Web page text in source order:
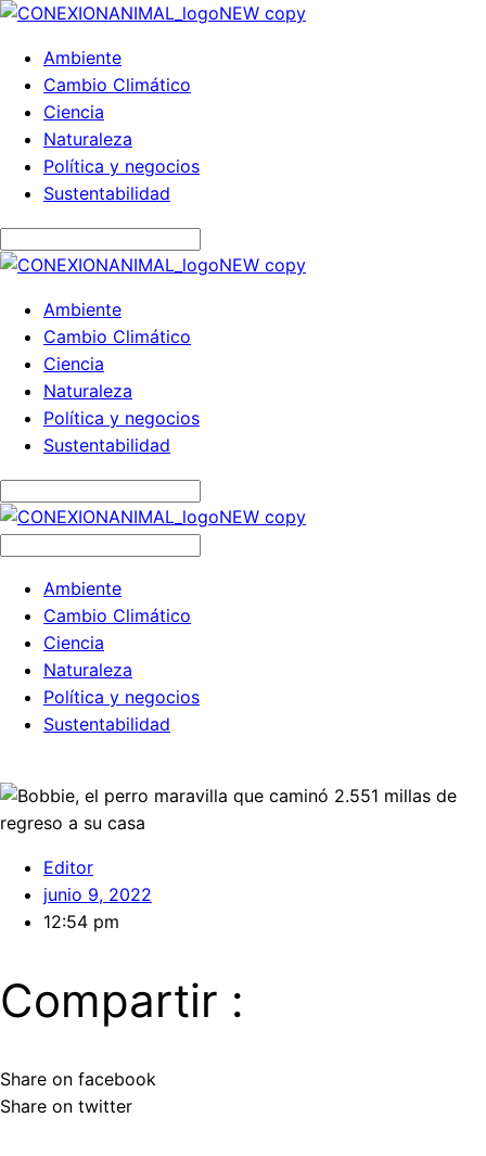
Ambiente
Cambio Climático
Ciencia
Naturaleza
Política y negocios
Sustentabilidad
Ambiente
Cambio Climático
Ciencia
Naturaleza
Política y negocios
Sustentabilidad
Ambiente
Cambio Climático
Ciencia
Naturaleza
Política y negocios
Sustentabilidad
Editor
junio 9, 2022
12:54 pm
Compartir :
Share on facebook
Share on twitter